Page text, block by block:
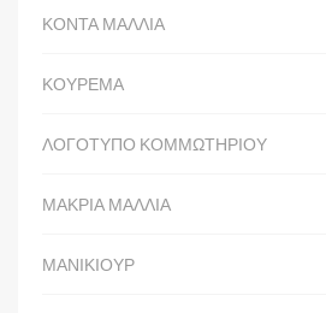
ΚΟΝΤΑ ΜΑΛΛΙΑ
ΚΟΥΡΕΜΑ
ΛΟΓΟΤΥΠΟ ΚΟΜΜΩΤΗΡΙΟΥ
ΜΑΚΡΙΑ ΜΑΛΛΙΑ
ΜΑΝΙΚΙΟΥΡ